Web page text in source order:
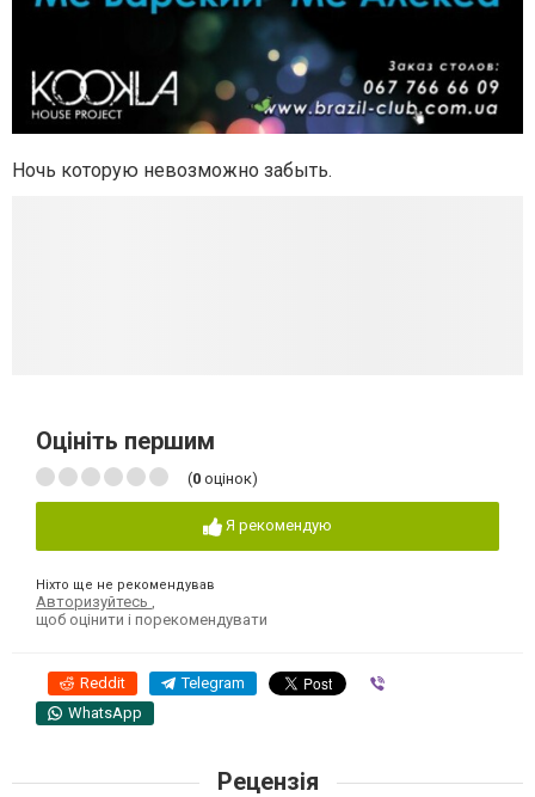
Ночь которую невозможно забыть.
Оцініть першим
(0 оцінок)
Я рекомендую
Ніхто ще не рекомендував
Авторизуйтесь
щоб оцінити і порекомендувати
Reddit Telegram
WhatsApp
Рецензія